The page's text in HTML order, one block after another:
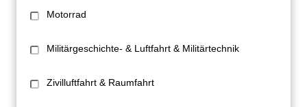
Motorrad
Militärgeschichte- & Luftfahrt & Militärtechnik
Zivilluftfahrt & Raumfahrt